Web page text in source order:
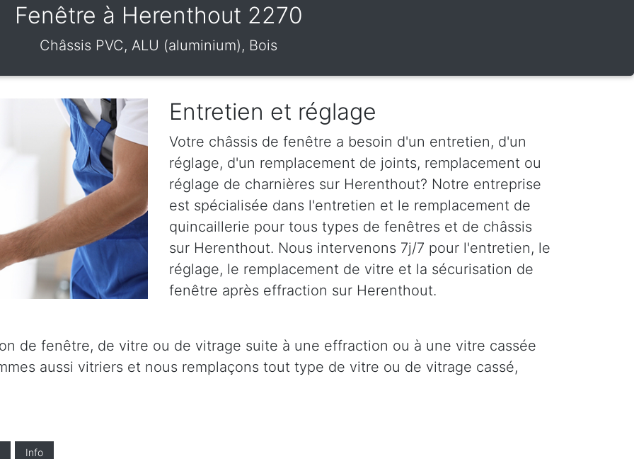
Fenêtre à Herenthout 2270
Châssis PVC, ALU (aluminium), Bois
Entretien et réglage
Votre châssis de fenêtre a besoin d'un entretien, d'un
réglage, d'un remplacement de joints, remplacement ou
réglage de charnières sur Herenthout? Notre entreprise
est spécialisée dans l'entretien et le remplacement de
quincaillerie pour tous types de fenêtres et de châssis
sur Herenthout. Nous intervenons 7j/7 pour l'entretien, le
réglage, le remplacement de vitre et la sécurisation de
fenêtre après effraction sur Herenthout.
de fenêtre, de vitre ou de vitrage suite à une effraction ou à une vitre cassée
aussi vitriers et nous remplaçons tout type de vitre ou de vitrage cassé,
Info